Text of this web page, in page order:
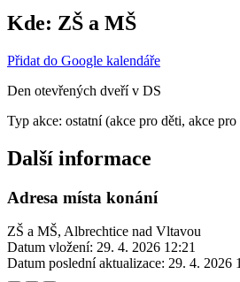
Kde: ZŠ a MŠ
Přidat do Google kalendáře
Den otevřených dveří v DS
Typ akce: ostatní (akce pro děti, akce
Další informace
Adresa místa konání
ZŠ a MŠ, Albrechtice nad Vltavou
Datum vložení: 29. 4. 2026 12:21
Datum poslední aktualizace: 29. 4. 2026